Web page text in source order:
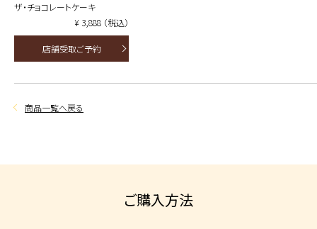
ザ・チョコレートケーキ
¥ 3,888 （税込）
店舗受取ご予約
商品一覧へ戻る
ご購入方法